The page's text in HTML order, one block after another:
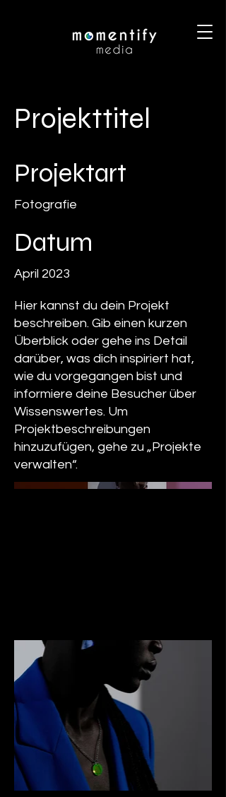
Projekttitel
Projektart
Fotografie
Datum
April 2023
Hier kannst du dein Projekt
beschreiben. Gib einen kurzen
Überblick oder gehe ins Detail
darüber, was dich inspiriert hat,
wie du vorgegangen bist und
informiere deine Besucher über
Wissenswertes. Um
Projektbeschreibungen
hinzuzufügen, gehe zu „Projekte
verwalten“.